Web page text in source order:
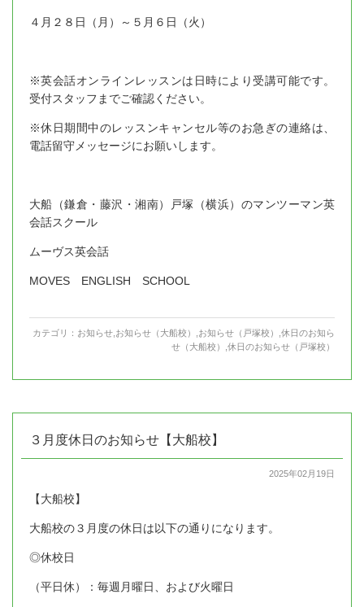
４月２８日（月）～５月６日（火）
※英会話オンラインレッスンは日時により受講可能です。
受付スタッフまでご確認ください。
※休日期間中のレッスンキャンセル等のお急ぎの連絡は、
電話留守メッセージにお願いします。
大船（鎌倉・藤沢・湘南）戸塚（横浜）のマンツーマン英
会話スクール
ムーヴス英会話
MOVES ENGLISH SCHOOL
カテゴリ： お知らせ お知らせ（大船校） お知らせ（戸塚校）
休日のお知ら
せ（大船校）
休日のお知らせ（戸塚校）
３月度休日のお知らせ【大船校】
2025年02月19日
【大船校】
大船校の３月度の休日は以下の通りになります。
◎休校日
（平日休）：毎週月曜日、および火曜日